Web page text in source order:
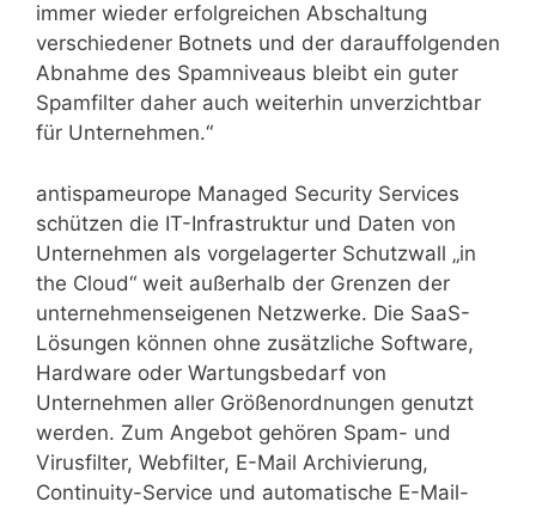
immer wieder erfolgreichen Abschaltung
verschiedener Botnets und der darauffolgenden
Abnahme des Spamniveaus bleibt ein guter
Spamfilter daher auch weiterhin unverzichtbar
für Unternehmen.“
antispameurope Managed Security Services
schützen die IT-Infrastruktur und Daten von
Unternehmen als vorgelagerter Schutzwall „in
the Cloud“ weit außerhalb der Grenzen der
unternehmenseigenen Netzwerke. Die SaaS-
Lösungen können ohne zusätzliche Software,
Hardware oder Wartungsbedarf von
Unternehmen aller Größenordnungen genutzt
werden. Zum Angebot gehören Spam- und
Virusfilter, Webfilter, E-Mail Archivierung,
Continuity-Service und automatische E-Mail-